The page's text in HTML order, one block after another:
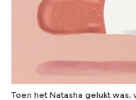
Toen het Natasha gelukt